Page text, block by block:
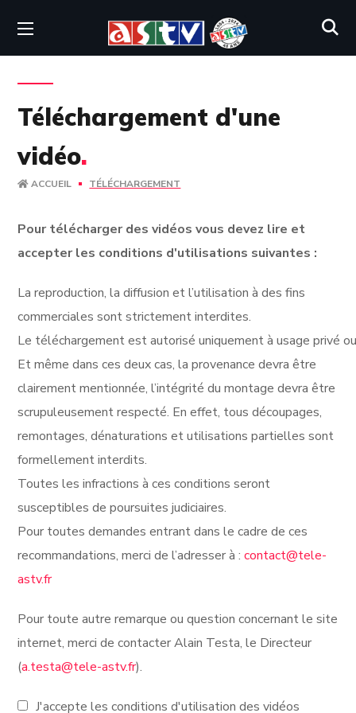
Téléchargement d'une
vidéo.
ACCUEIL TÉLÉCHARGEMENT
Pour télécharger des vidéos vous devez lire et
accepter les conditions d'utilisations suivantes :
La reproduction, la diffusion et l’utilisation à des fins
commerciales sont strictement interdites.
Le téléchargement est autorisé uniquement à usage privé
Et même dans ces deux cas, la provenance devra être
clairement mentionnée, l’intégrité du montage devra être
scrupuleusement respecté. En effet, tous découpages,
remontages, dénaturations et utilisations partielles sont
formellement interdits.
Toutes les infractions à ces conditions seront
susceptibles de poursuites judiciaires.
Pour toutes demandes entrant dans le cadre de ces
recommandations, merci de l’adresser à :contact@tele-
astv.fr
Pour toute autre remarque ou question concernant le site
internet, merci de contacter Alain Testa, le Directeur
(a.testa@tele-astv.fr).
J'accepte les conditions d'utilisation des vidéos